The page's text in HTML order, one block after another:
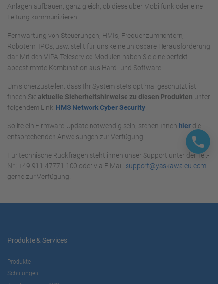
Anlagen aufbauen, ganz gleich, ob diese über Mobilfunk oder eine
Leitung kommunizieren.
Fernwartung von Steuerungen, HMIs, Frequenzumrichtern,
Robotern, IPCs, usw. stellt für uns keine unlösbare Herausforderung
dar. Mit den VIPA Teleservice-Modulen haben Sie eine perfekt
abgestimmte Kombination aus Hard- und Software.
Um sicherzustellen, dass Ihr System stets optimal geschützt ist,
finden Sie aktuelle Sicherheitshinweise zu diesen Produkten unter
folgendem Link: HMS Network Cyber Security
Sollte ein Firmware-Update notwendig sein, stehen Ihnen hier die
entsprechenden Anweisungen zur Verfügung.
Für technische Rückfragen steht ihnen unser Support unter der Tel.-
Nr.: +49 911 47771 100 oder via E-Mail: support@yaskawa.eu.com
gerne zur Verfügung.
Produkte & Services
Produkte
Schulungen